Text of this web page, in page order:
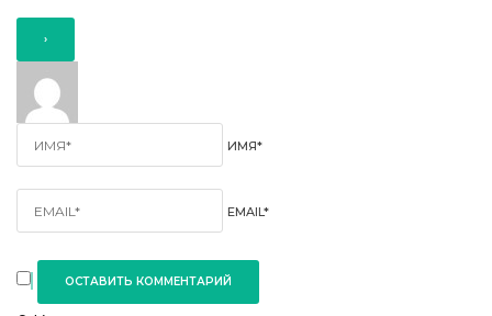
ИМЯ*
EMAIL*